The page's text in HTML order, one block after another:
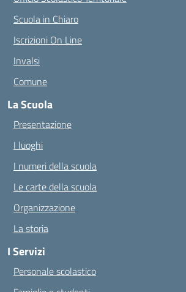
Scuola in Chiaro
Iscrizioni On Line
Invalsi
Comune
La Scuola
Presentazione
I luoghi
I numeri della scuola
Le carte della scuola
Organizzazione
La storia
I Servizi
Personale scolastico